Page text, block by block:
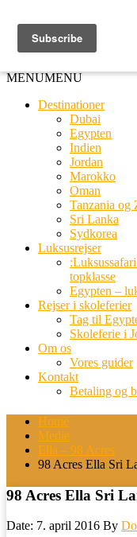
MENUMENU
Destinationer
Dubai
Egypten
Indien
Jordan
Marokko
Oman
Tanzania og
Sri Lanka
Sydkorea
Luksusrejser
topklasse
Egypten –
Rejser i skoleferier
Tag til
Skoleferie i
Om os
Vores guider
Kontakt
Betaling og
Home
Medie
Ella – 98 Acres
98 Acres Ella Sri
98 Acres Ella Sri
Date: 7. april 2016 By